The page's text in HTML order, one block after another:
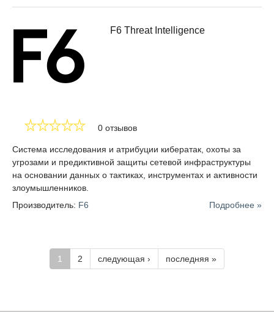
F6 Threat Intelligence
0 отзывов
Система исследования и атрибуции кибератак, охоты за
угрозами и предиктивной защиты сетевой инфраструктуры
на основании данных о тактиках, инструментах и активности
злоумышленников.
Производитель: F6 Подробнее »
1 2 следующая › последняя »